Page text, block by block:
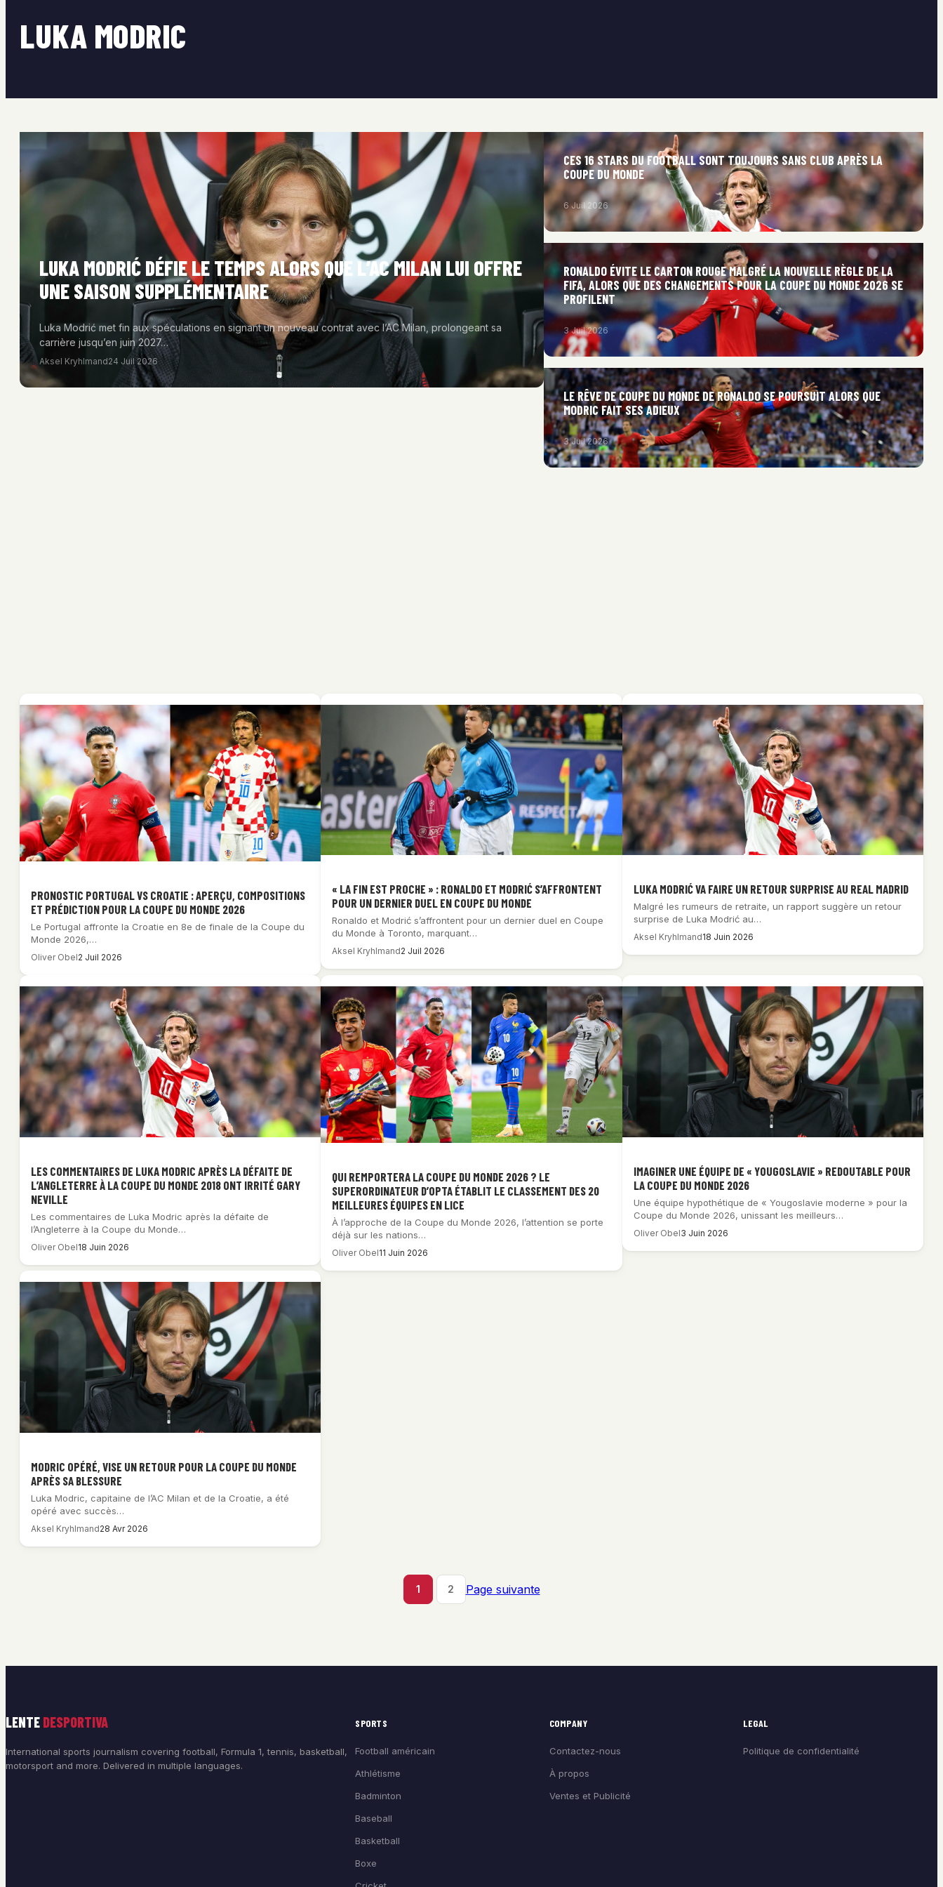
LUKA MODRIC
LUKA MODRIĆ DÉFIE LE TEMPS ALORS QUE L’AC MILAN LUI OFFRE
UNE SAISON SUPPLÉMENTAIRE
Luka Modrić met fin aux spéculations en signant un nouveau contrat avec l’AC Milan, prolongeant sa
carrière jusqu’en juin 2027…
Aksel Kryhlmand24 Juil 2026
CES 16 STARS DU FOOTBALL SONT TOUJOURS SANS CLUB APRÈS LA
COUPE DU MONDE
6 Juil 2026
RONALDO ÉVITE LE CARTON ROUGE MALGRÉ LA NOUVELLE RÈGLE DE LA
FIFA, ALORS QUE DES CHANGEMENTS POUR LA COUPE DU MONDE 2026 SE
PROFILENT
3 Juil 2026
LE RÊVE DE COUPE DU MONDE DE RONALDO SE POURSUIT ALORS QUE
MODRIC FAIT SES ADIEUX
3 Juil 2026
PRONOSTIC PORTUGAL VS CROATIE : APERÇU, COMPOSITIONS
ET PRÉDICTION POUR LA COUPE DU MONDE 2026
Le Portugal affronte la Croatie en 8e de finale de la Coupe du
Monde 2026,…
Oliver Obel2 Juil 2026
« LA FIN EST PROCHE » : RONALDO ET MODRIĆ S’AFFRONTENT
POUR UN DERNIER DUEL EN COUPE DU MONDE
Ronaldo et Modrić s’affrontent pour un dernier duel en Coupe
du Monde à Toronto, marquant…
Aksel Kryhlmand2 Juil 2026
LUKA MODRIĆ VA FAIRE UN RETOUR SURPRISE AU REAL MADRID
Malgré les rumeurs de retraite, un rapport suggère un retour
surprise de Luka Modrić au…
Aksel Kryhlmand18 Juin 2026
LES COMMENTAIRES DE LUKA MODRIC APRÈS LA DÉFAITE DE
L’ANGLETERRE À LA COUPE DU MONDE 2018 ONT IRRITÉ GARY
NEVILLE
Les commentaires de Luka Modric après la défaite de
l’Angleterre à la Coupe du Monde…
Oliver Obel18 Juin 2026
QUI REMPORTERA LA COUPE DU MONDE 2026 ? LE
SUPERORDINATEUR D’OPTA ÉTABLIT LE CLASSEMENT DES 20
MEILLEURES ÉQUIPES EN LICE
À l’approche de la Coupe du Monde 2026, l’attention se porte
déjà sur les nations…
Oliver Obel11 Juin 2026
IMAGINER UNE ÉQUIPE DE « YOUGOSLAVIE » REDOUTABLE POUR
LA COUPE DU MONDE 2026
Une équipe hypothétique de « Yougoslavie moderne » pour la
Coupe du Monde 2026, unissant les meilleurs…
Oliver Obel3 Juin 2026
MODRIC OPÉRÉ, VISE UN RETOUR POUR LA COUPE DU MONDE
APRÈS SA BLESSURE
Luka Modric, capitaine de l’AC Milan et de la Croatie, a été
opéré avec succès…
Aksel Kryhlmand28 Avr 2026
1 2 Page suivante
LENTE DESPORTIVA
International sports journalism covering football, Formula 1, tennis, basketball,
motorsport and more. Delivered in multiple languages.
SPORTS
Football américain
Athlétisme
Badminton
Baseball
Basketball
Boxe
COMPANY
Contactez-nous
À propos
Ventes et Publicité
LEGAL
Politique de confidentialité